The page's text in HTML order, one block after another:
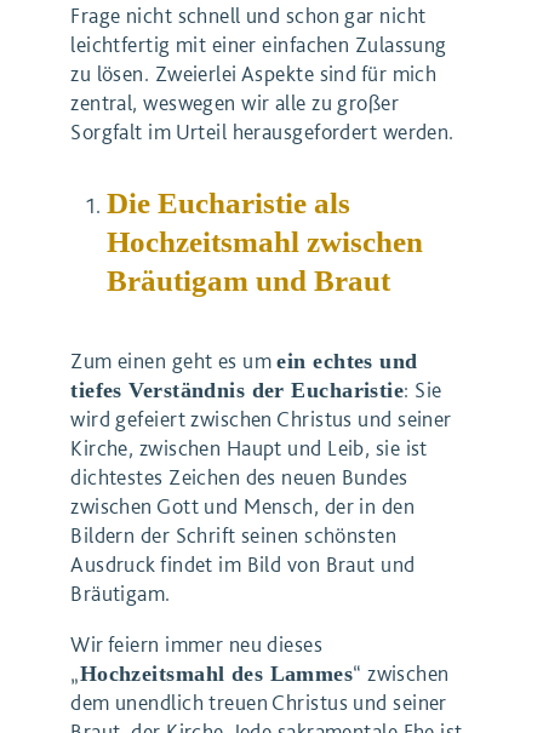
Frage nicht schnell und schon gar nicht
leichtfertig mit einer einfachen Zulassung
zu lösen. Zweierlei Aspekte sind für mich
zentral, weswegen wir alle zu großer
Sorgfalt im Urteil herausgefordert werden.
Die Eucharistie als
Hochzeitsmahl zwischen
Bräutigam und Braut
Zum einen geht es umein echtes und
tiefes Verständnis der Eucharistie: Sie
wird gefeiert zwischen Christus und seiner
Kirche, zwischen Haupt und Leib, sie ist
dichtestes Zeichen des neuen Bundes
zwischen Gott und Mensch, der in den
Bildern der Schrift seinen schönsten
Ausdruck findet im Bild von Braut und
Bräutigam.
Wir feiern immer neu dieses
„Hochzeitsmahl des Lammes“ zwischen
dem unendlich treuen Christus und seiner